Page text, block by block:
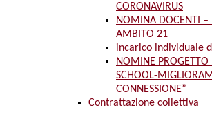
CORONAVIRUS
NOMINA DOCENTI –
AMBITO 21
incarico individuale
NOMINE PROGETTO
SCHOOL-
CONNESSIONE”
Contrattazione collettiva